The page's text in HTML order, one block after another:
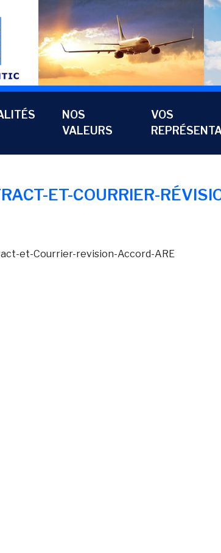
NOS
VALEURS
VOS
ET-COURRIER-
et-Courrier-revision-Accord-ARE